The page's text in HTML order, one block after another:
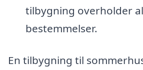
tilbygning overholder
bestemmelser.
En tilbygning til